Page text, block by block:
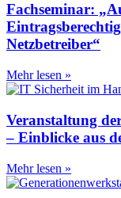
Fachseminar:
Netzbetreiber“
Mehr lesen »
Veranstaltung
– Einblicke aus
Mehr lesen »